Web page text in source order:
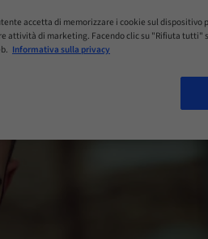
accetta di memorizzare i cookie sul
attività di marketing. Facendo clic su "Rifiuta
Informativa sulla privacy